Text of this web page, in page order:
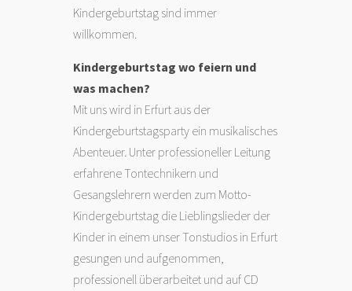
Kindergeburtstag sind immer
willkommen.
Kindergeburtstag wo feiern und
was machen?
Mit uns wird in Erfurt aus der
Kindergeburtstagsparty ein musikalisches
Abenteuer. Unter professioneller Leitung
erfahrene Tontechnikern und
Gesangslehrern werden zum Motto-
Kindergeburtstag die Lieblingslieder der
Kinder in einem unser Tonstudios in Erfurt
gesungen und aufgenommen,
professionell überarbeitet und auf CD